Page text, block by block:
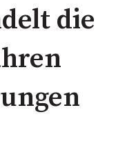
die